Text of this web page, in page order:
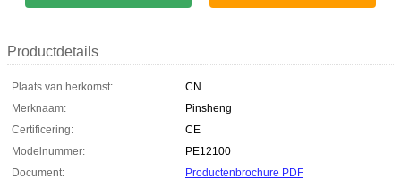
Productdetails
Plaats van herkomst:
CN
Merknaam:
Pinsheng
Certificering:
CE
Modelnummer:
PE12100
Document:
Productenbrochure PDF